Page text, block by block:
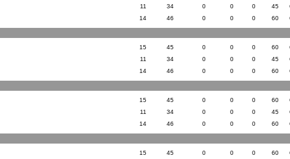
11 34 0 0 0 45
14 46 0 0 0 60
15 45 0 0 0 60
11 34 0 0 0 45
14 46 0 0 0 60
15 45 0 0 0 60
11 34 0 0 0 45
14 46 0 0 0 60
15 45 0 0 0 60